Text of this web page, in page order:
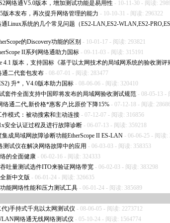
网络通V5.0版本，增加测试功能是易用性 - 10-11-30 - 阅读:
版本发布，再次提升网络管理的能力 - 10-10-31 - 阅读: 296322
通Linux系统的几个常见问题（ES2-LAN,ES2-WLAN,ES2-
的Discovery功能的区别 - 10-01-17 - 阅读: 293821
II系列网络通助力国标 - 09-11-03 - 阅读: 315191
4.1 版本，支持国标《基于以太网技术的局域网系统的验收测评
通二代套包发布 - 08-07-01 - 阅读: 283477
升* ，V4.0版本助力国标 - 08-06-06 - 阅读: 320410
试套件全面支持中国即将发布的局域网验收测试规范 - 08-05-13 -
络通二代,新价格*惠客户,比原价下降15% - 07-12-18 - 阅读:
作模式：被动搜索和主动连接 - 07-12-07 - 阅读: 316856
安全认证过程及进行故障诊断 - 06-07-13 - 阅读: 359218
成局域网故障诊断功能EtherScope II ES-LAN - 06-06-25 - 阅读:
测试仪在解决网络故障中的应用 - 06-03-03 - 阅读: 358353
的全面健康 - 06-02-16 - 阅读: 324333
吐量测试选件ITO来验证网络带宽 - 06-02-03 - 阅读: 383298
新中文版 - 06-01-24 - 阅读: 326635
能网络性能和压力测试工具 - 06-01-24 - 阅读: 385689
代)手持式千兆以太网测试仪 - 08-06-05 - 阅读: 2273712
网络通无线网络测试仪 - 05-10-24 - 阅读: 1564774